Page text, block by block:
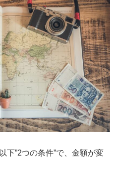
以下”2つの条件”で、金額が変